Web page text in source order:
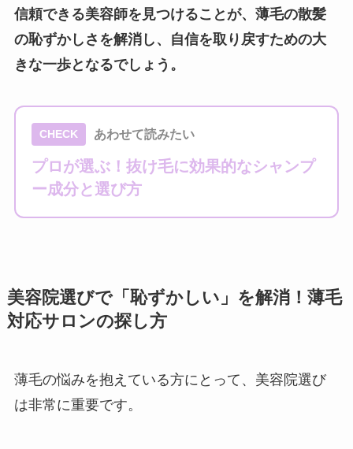
信頼できる美容師を見つけることが、薄毛の散髪
の恥ずかしさを解消し、自信を取り戻すための大
きな一歩となるでしょう。
CHECK あわせて読みたい
プロが選ぶ！抜け毛に効果的なシャンプ
ー成分と選び方
美容院選びで「恥ずかしい」を解消！薄毛
対応サロンの探し方
薄毛の悩みを抱えている方にとって、美容院選び
は非常に重要です。